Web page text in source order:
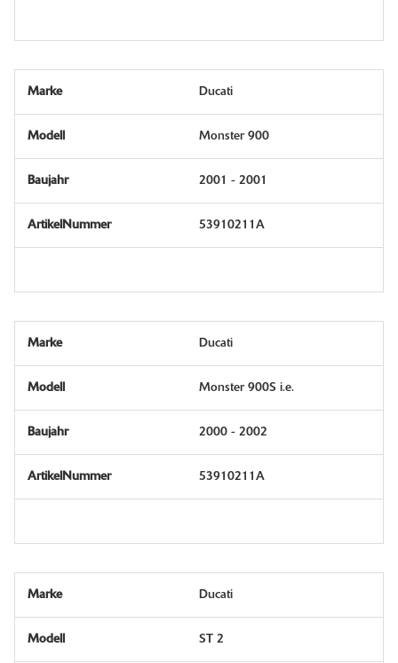
Ducati
Monster 900
2001 - 2001
53910211A
Ducati
Monster 900S i.e.
2000 - 2002
53910211A
Ducati
ST 2